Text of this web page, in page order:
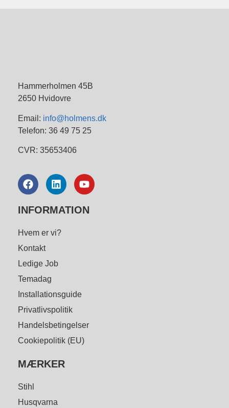
Hammerholmen 45B
2650 Hvidovre
Email: info@holmens.dk
Telefon: 36 49 75 25
CVR: 35653406
INFORMATION
Hvem er vi?
Kontakt
Ledige Job
Temadag
Installationsguide
Privatlivspolitik
Handelsbetingelser
Cookiepolitik (EU)
MÆRKER
Stihl
Husqvarna